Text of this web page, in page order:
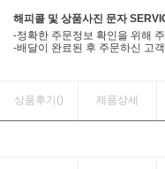
해피콜 및 상품사진 문자
-정확한 주문정보 확인을 위해
-배달이 완료된 후 주문하신 고
상품후기() 제품상세